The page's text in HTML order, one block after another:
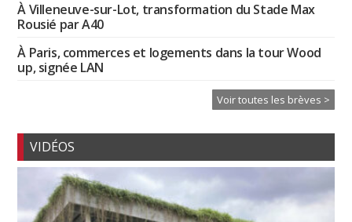
À Villeneuve-sur-Lot, transformation du Stade Max
Rousié par A40
À Paris, commerces et logements dans la tour Wood
up, signée LAN
Voir toutes les brèves >
VIDÉOS